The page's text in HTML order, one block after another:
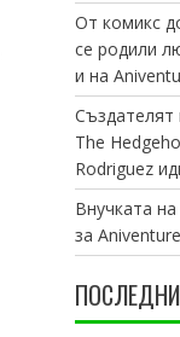
От комикс
се родили
и на
Създателят
The
Rodriguez
Внучката
за